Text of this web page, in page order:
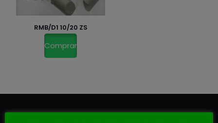
RMB/D1 10/20 ZS
Comprar